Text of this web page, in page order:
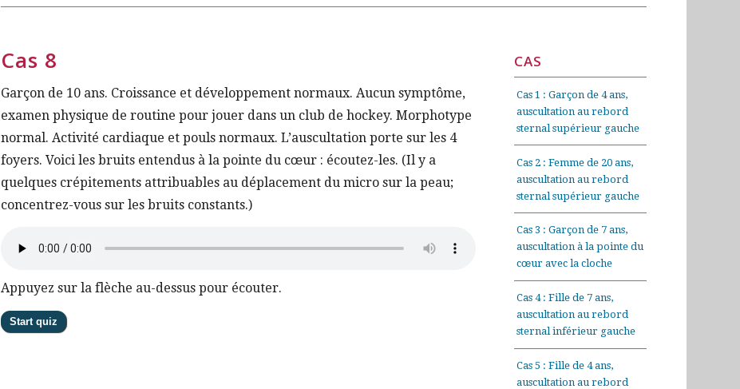
Cas 8
Garçon de 10 ans. Croissance et développement normaux. Aucun symptôme,
examen physique de routine pour jouer dans un club de hockey. Morphotype
normal. Activité cardiaque et pouls normaux. L’auscultation porte sur les 4
foyers. Voici les bruits entendus à la pointe du cœur : écoutez-les. (Il y a
quelques crépitements attribuables au déplacement du micro sur la peau;
concentrez-vous sur les bruits constants.)
Appuyez sur la flèche au-dessus pour écouter.
CAS
Cas 1 : Garçon de 4 ans,
auscultation au rebord
sternal supérieur gauche
Cas 2 : Femme de 20 ans,
auscultation au rebord
sternal supérieur gauche
Cas 3 : Garçon de 7 ans,
auscultation à la pointe du
cœur avec la cloche
Cas 4 : Fille de 7 ans,
auscultation au rebord
sternal inférieur gauche
Cas 5 : Fille de 4 ans,
auscultation au rebord